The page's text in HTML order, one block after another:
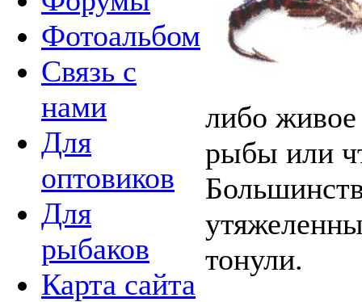
Фотоальбом
Связь с
нами
Для
оптовиков
Для
рыбаков
Карта сайта
либо живое
рыбы или
тонули.